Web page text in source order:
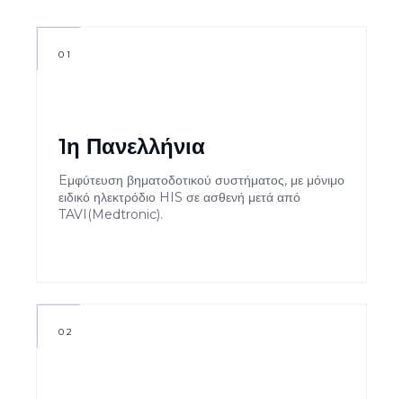
01
1η Πανελλήνια
Eμφύτευση βηματοδοτικού συστήματος, με μόνιμο
ειδικό ηλεκτρόδιο HIS σε ασθενή μετά από
TAVI(Medtronic).
02